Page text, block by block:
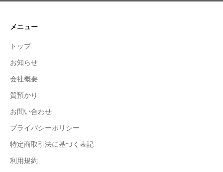
メニュー
トップ
お知らせ
会社概要
質預かり
お問い合わせ
プライバシーポリシー
特定商取引法に基づく表記
利用規約